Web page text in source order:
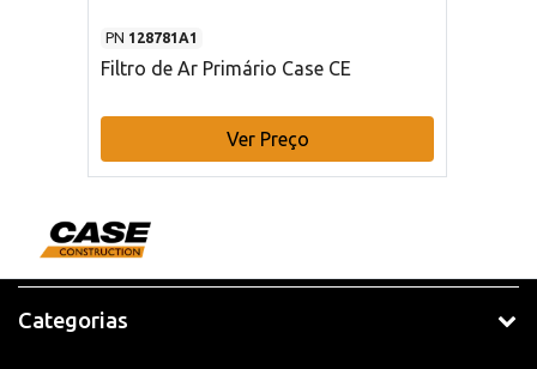
PN 128781A1
Filtro de Ar Primário Case CE
Ver Preço
Categorias